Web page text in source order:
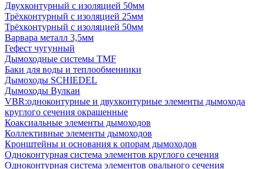
Двухконтурный с изоляцией 50мм
Трёхконтурный с изоляцией 25мм
Трёхконтурный с изоляцией 50мм
Варвара металл 3,5мм
Гефест чугунный
Дымоходные системы TMF
Баки для воды и теплообменники
Дымоходы SCHIEDEL
Дымоходы Вулкан
VBR:одноконтурные и двухконтурные элементы дымохода
круглого сечения окрашенные
Коаксиальные элементы дымоходов
Коллективные элементы дымоходов
Кронштейны и основания к опорам дымоходов
Одноконтурная система элементов круглого сечения
Одноконтурная система элементов овального сечения